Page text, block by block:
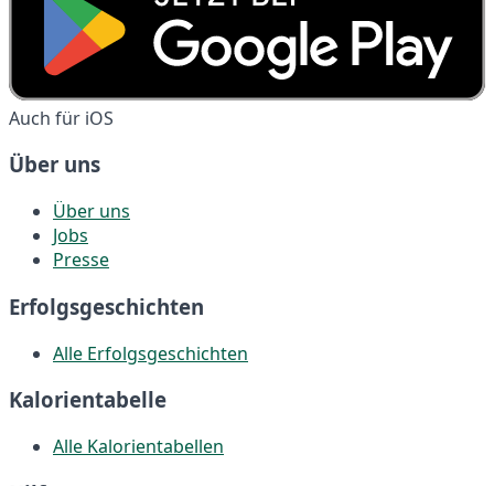
Auch für iOS
Über uns
Über uns
Jobs
Presse
Erfolgsgeschichten
Alle Erfolgsgeschichten
Kalorientabelle
Alle Kalorientabellen